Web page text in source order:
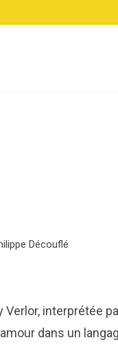
Découflé
interprétée
dans un